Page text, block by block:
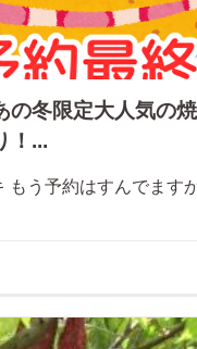
の冬限定大人気の
！...
もう予約はすんでます